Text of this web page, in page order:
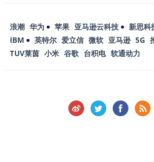
浪潮 华为 苹果 亚马逊云科技 新思科
IBM
英特尔 爱立信 微软 亚马逊 5G
TUV莱茵 小米 谷歌 台积电 软通动力